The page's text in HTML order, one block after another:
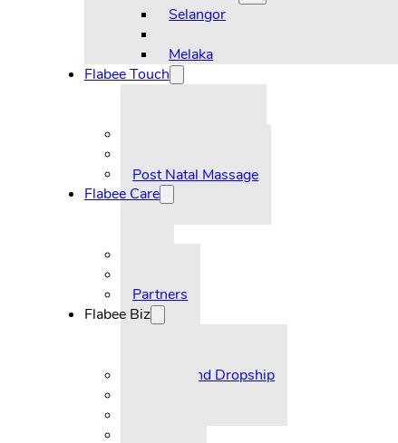
Selangor
Melaka
Flabee Touch
Post Natal Massage
Flabee Care
Partners
Flabee Biz
Reseller and Dropship